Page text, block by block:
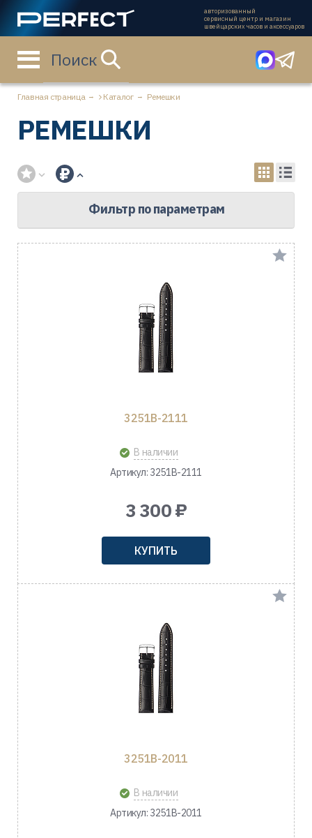
авторизованный
сервисный центр и магазин
швейцарских часов и аксессуаров
Поиск
Главная страница Каталог Ремешки
РЕМЕШКИ
Фильтр по параметрам
3251B-2111
В наличии
Артикул: 3251B-2111
3 300 ₽
КУПИТЬ
3251B-2011
В наличии
Артикул: 3251B-2011